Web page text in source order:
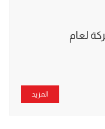
لعام
المزيد